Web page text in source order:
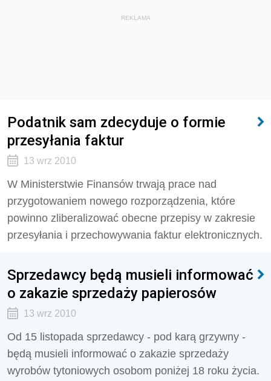
REKLAMA
Podatnik sam zdecyduje o formie
przesyłania faktur
13 wrz 2010
W Ministerstwie Finansów trwają prace nad
przygotowaniem nowego rozporządzenia, które
powinno zliberalizować obecne przepisy w zakresie
przesyłania i przechowywania faktur elektronicznych.
Sprzedawcy będą musieli informować
o zakazie sprzedaży papierosów
13 wrz 2010
Od 15 listopada sprzedawcy - pod karą grzywny -
będą musieli informować o zakazie sprzedaży
wyrobów tytoniowych osobom poniżej 18 roku życia.